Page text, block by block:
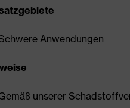
Anwendungen
unserer